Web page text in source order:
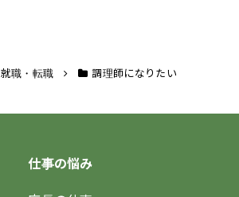
就職・転職 調理師になりたい
仕事の悩み